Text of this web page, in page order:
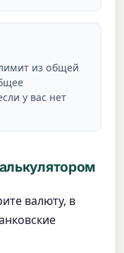
из общей
у вас нет
валюту, в